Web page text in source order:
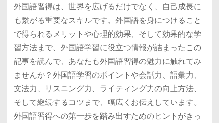
外国語習得は、世界を広げるだけでなく、自己成長に
も繋がる重要なスキルです。外国語を身につけること
で得られるメリットや心理的効果、そして効果的な学
習方法まで、外国語学習に役立つ情報が詰まったこの
記事を読んで、あなたも外国語習得の魅力に触れてみ
ませんか？外国語学習のポイントや会話力、語彙力、
文法力、リスニング力、ライティング力の向上方法、
そして継続するコツまで、幅広くお伝えしています。
外国語習得への第一歩を踏み出すためのヒントがきっ